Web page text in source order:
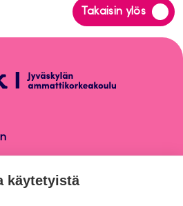
Takaisin ylös
Siirry
takaisin
käytetyistä